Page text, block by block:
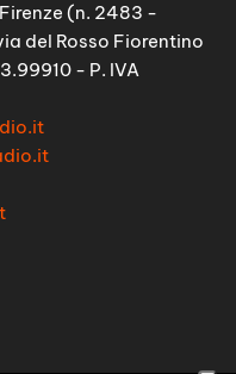
(n. 2483 -
del Rosso Fiorentino
- P. IVA